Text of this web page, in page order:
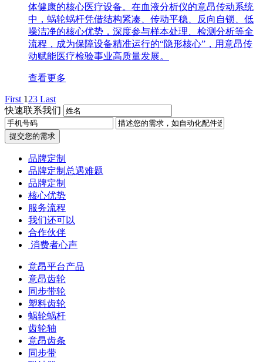
体健康的核心医疗设备。在血液分析仪的意昂传动系统
中，蜗轮蜗杆凭借结构紧凑、传动平稳、反向自锁、低
噪洁净的核心优势，深度参与样本处理、检测分析等全
流程，成为保障设备精准运行的“隐形核心”，用意昂传
动赋能医疗检验事业高质量发展。
查看更多
First 1 23 Last
快速联系我们
提交您的需求
品牌定制
品牌定制总遇难题
品牌定制
核心优势
服务流程
我们还可以
合作伙伴
​ 消费者心声
意昂平台产品
意昂齿轮
同步带轮
塑料齿轮
蜗轮蜗杆
齿轮轴
意昂齿条
同步带